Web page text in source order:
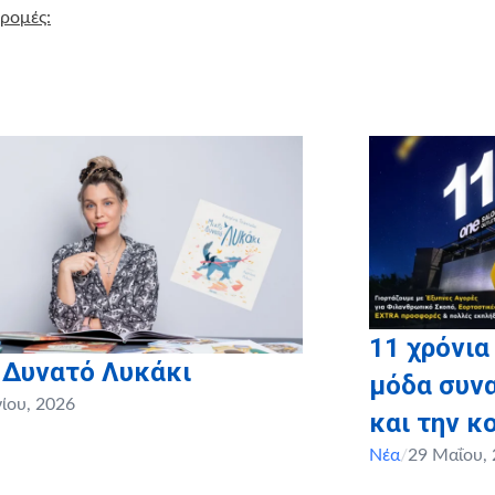
Λυκάκι
2026
11
μόδα
και την
Νέα/29 Μαΐου,